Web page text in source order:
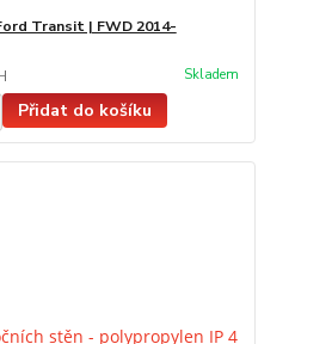
Transit | FWD 2014-
Skladem
Přidat do košíku